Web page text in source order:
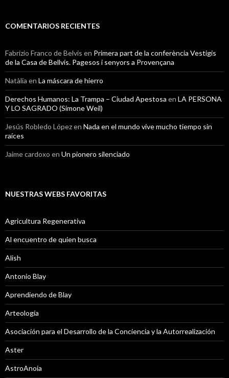
COMENTARIOS RECIENTES
Fabrizio Franco de Belvis en Primera part de la conferència Vestigis
de la Casa de Bellvís. Pagesos i senyors a Provençana
Natàlia en La máscara de hierro
Derechos Humanos: La Trampa – Ciudad Apestosa en LA PERSONA
Y LO SAGRADO (Simone Weil)
Jesús Robledo Lópezen Nada en el mundo vive mucho tiempo sin
raíces
Jaime cardoxo en Un pionero silenciado
NUESTRAS WEBS FAVORITAS
Agricultura Regenerativa
Al encuentro de quien busca
Alish
Antonio Blay
Aprendiendo de Blay
Arteología
Asociación para el Desarrollo de la Conciencia y la Autorrealización
Aster
AstroAnoia